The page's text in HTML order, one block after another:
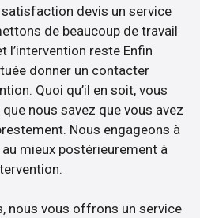
devis un service
de beaucoup de travail
l’intervention reste Enfin
donner un contacter
Quoi qu’il en soit, vous
nous savez que vous avez
Nous engageons à
mieux postérieurement à
nous vous offrons un service